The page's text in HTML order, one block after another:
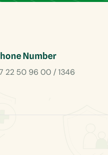
Number
22 50 96 00 / 1346